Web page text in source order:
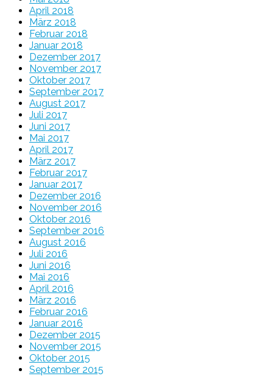
April 2018
März 2018
Februar 2018
Januar 2018
Dezember 2017
November 2017
Oktober 2017
September 2017
August 2017
Juli 2017
Juni 2017
Mai 2017
April 2017
März 2017
Februar 2017
Januar 2017
Dezember 2016
November 2016
Oktober 2016
September 2016
August 2016
Juli 2016
Juni 2016
Mai 2016
April 2016
März 2016
Februar 2016
Januar 2016
Dezember 2015
November 2015
Oktober 2015
September 2015